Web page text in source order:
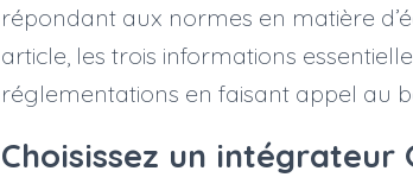
répondant aux normes en matière
article, les trois informations
réglementations en faisant appel au
Choisissez un intégrateur